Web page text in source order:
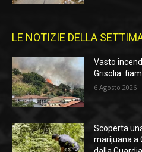
LE NOTIZIE DELLA
Vasto
Grisolia:
6 Agosto 2026
Scoperta
marijuana a